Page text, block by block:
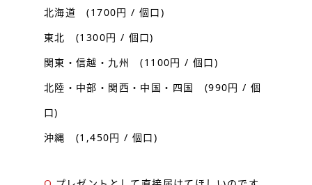
北海道 (1700円 / 個口)
東北 (1300円 / 個口)
関東・信越・九州 (1100円 / 個口)
北陸・中部・関西・中国・四国 (990円 / 個
口)
沖縄 (1,450円 / 個口)